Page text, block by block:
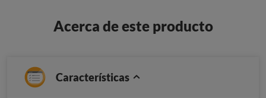
Acerca de este producto
Características